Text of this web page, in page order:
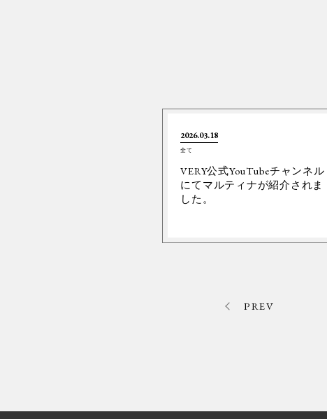
2026.03.18
全て
VERY公式YouTubeチャンネル
にてマルティナが紹介されま
した。
PREV